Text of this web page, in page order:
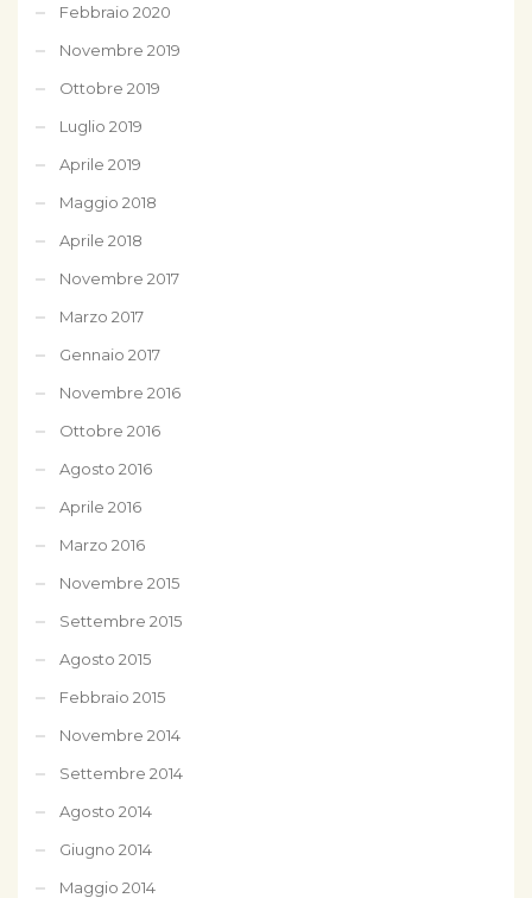
Febbraio 2020
Novembre 2019
Ottobre 2019
Luglio 2019
Aprile 2019
Maggio 2018
Aprile 2018
Novembre 2017
Marzo 2017
Gennaio 2017
Novembre 2016
Ottobre 2016
Agosto 2016
Aprile 2016
Marzo 2016
Novembre 2015
Settembre 2015
Agosto 2015
Febbraio 2015
Novembre 2014
Settembre 2014
Agosto 2014
Giugno 2014
Maggio 2014